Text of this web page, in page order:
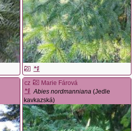
cz
Marie Fárová
Abies nordmanniana (Jedle
kavkazská)